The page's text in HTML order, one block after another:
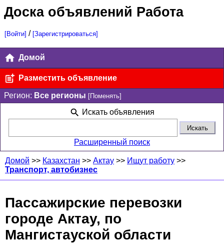
Доска объявлений Работа
[Войти] / [Зарегистрироваться]
Домой
Разместить объявление
Регион: Все регионы [Поменять]
Искать объявления
Расширенный поиск
Домой >> Казахстан >> Актау >> Ищут работу >>
Транспорт, автобизнес
Пассажирские перевозки
городе Актау, по
Мангистауской области